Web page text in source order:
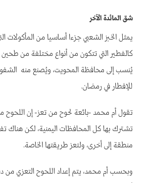
شق المائدة الآخر
يمثل الخبز الشعبي جزءا أساسيا من المأكولات
كالفطير التي تتكون من أنواع مختلفة من طحين
يُنسب إلى محافظة المحويت، ويُصنع منه
للإفطار في رمضان.
تقول أم محمد -بائعة لحوح من تعز- إن اللحوح
تشترك بها كل المحافظات اليمنية، لكن هناك
منطقة إلى أخرى، ولتعز طريقتها الخاصة.
وبحسب أم محمد، يتم إعداد اللحوح التعزي من